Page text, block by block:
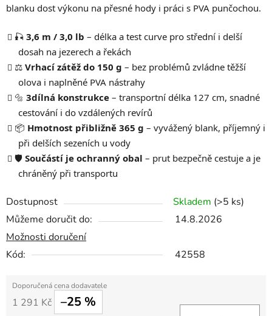
blanku dost výkonu na přesné hody i práci s PVA punčochou.
🎣 3,6 m / 3,0 lb – délka a test curve pro střední i delší
dosah na jezerech a řekách
⚖️ Vrhací zátěž do 150 g – bez problémů zvládne těžší
olova i naplněné PVA nástrahy
🔩 3dílná konstrukce – transportní délka 127 cm, snadné
cestování i do vzdálených revírů
📦 Hmotnost přibližně 365 g – vyvážený blank, příjemný i
při delších sezeních u vody
🛡️ Součástí je ochranný obal – prut bezpečně cestuje a je
chráněný při transportu
Dostupnost Skladem (>5 ks)
Můžeme doručit do:
14.8.2026
Možnosti doručení
Kód:
42558
1 291 Kč –25 %